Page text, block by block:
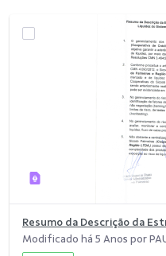
Modificado há 5 Anos por